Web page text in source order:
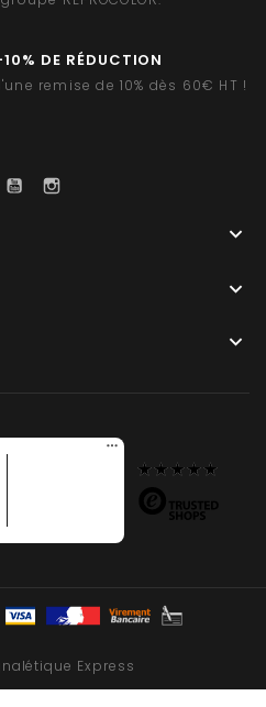
DE RÉDUCTION
remise de 10% dès 60€ HT !
FacebookYouTube



Express